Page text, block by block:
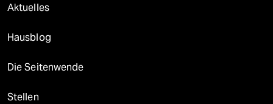
Aktuelles
Hausblog
Die Seitenwende
Stellen